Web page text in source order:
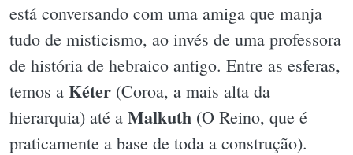
está conversando com uma amiga que manja
tudo de misticismo, ao invés de uma professora
de história de hebraico antigo. Entre as esferas,
temos a Kéter (Coroa, a mais alta da
hierarquia) até a Malkuth (O Reino, que é
praticamente a base de toda a construção).